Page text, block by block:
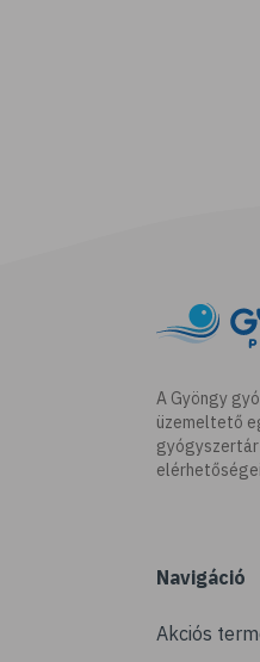
A Gyöngy
üzemeltető
Navigáció
Akciós